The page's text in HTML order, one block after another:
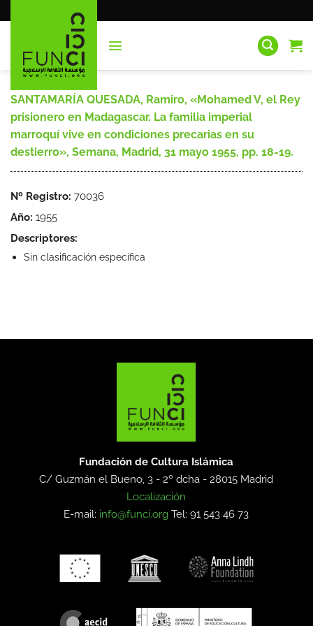
al
SANTAMARÍA QUESADA, Ramiro, «Mohamed V, el Rey
prisionero en Madagascar. La familia imperial
marroquí vive en condiciones precarias en su
destierro», Semana, Madrid, 31 mayo 1955, pp. 18-19.
Nº Registro: 70036
Año: 1955
Descriptores:
Sin clasificación específica
Fundación de Cultura Islámica
C/ Guzmán el Bueno, 3 - 2º dcha -28015 Madrid
Localización
E-mail: info@funci.org Tel: 91 543 46 73